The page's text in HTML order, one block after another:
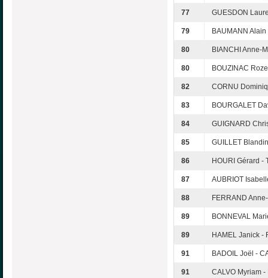
77 GUESDON
79 BAUMANN
80 BIANCHI Anne-
80 BOUZINAC
82 CORNU
83 BOURGALET
84 GUIGNARD
85 GUILLET
86 HOURI Gérard -
87 AUBRIOT
88 FERRAND
89 BONNEVAL
89 HAMEL Janick -
91 BADOIL Joël -
91 CALVO Myriam